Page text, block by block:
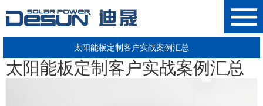
太阳能板定制客户实战案例汇总
太阳能板定制客户实战案例汇总